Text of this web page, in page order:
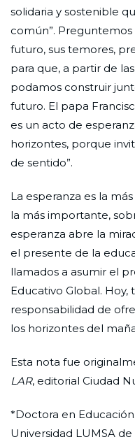
solidaria y sostenible
común”.
futuro, sus temores,
para que, a partir de
podamos construir
futuro. El papa
es un acto de
horizontes, porque
de sentido”.
La esperanza es la
la más importante,
esperanza abre la
el presente de la
llamados a asumir el
Educativo Global. Hoy,
responsabilidad de
los horizontes del
Esta nota fue
LAR, editorial Ciudad
*Doctora en
Universidad LUMSA